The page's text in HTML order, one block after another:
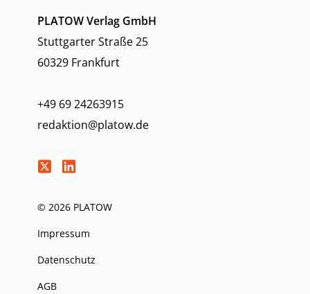
PLATOW Verlag GmbH
Stuttgarter Straße 25
60329 Frankfurt
+49 69 24263915
redaktion@platow.de
© 2026 PLATOW
Impressum
Datenschutz
AGB